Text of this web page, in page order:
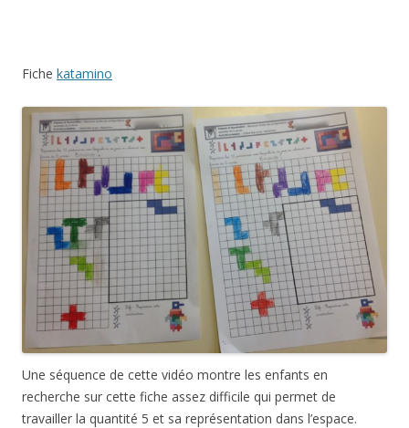
Fiche katamino
Une séquence de cette vidéo montre les enfants en
recherche sur cette fiche assez difficile qui permet de
travailler la quantité 5 et sa représentation dans l’espace.